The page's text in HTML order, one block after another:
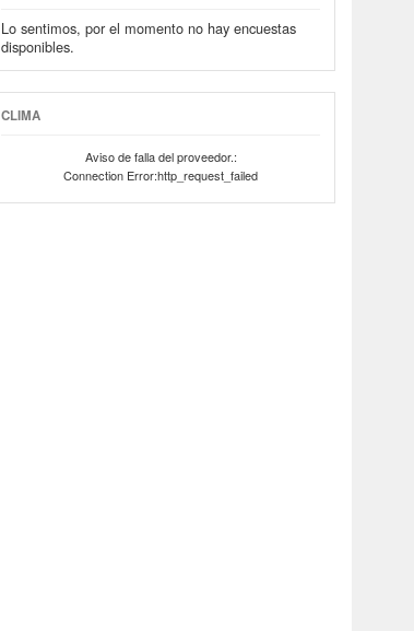
Lo sentimos, por el momento no hay encuestas
disponibles.
CLIMA
Aviso de falla del proveedor.:
Connection Error:http_request_failed